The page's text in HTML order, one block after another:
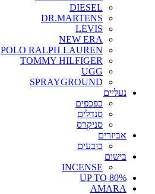
DIESEL
DR.MARTENS
LEVIS
NEW ERA
POLO RALPH LAUREN
TOMMY HILFIGER
UGG
SPRAYGROUND
נעליים
כפכפים
סנדלים
סניקרס
אביזרים
כובעים
בישום
INCENSE
UP TO 80%
AMARA